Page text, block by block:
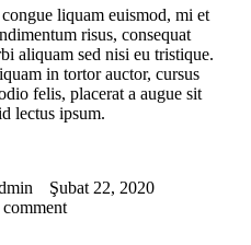
liquam euismod, mi et
risus, consequat
aliquam sed nisi eu tristique.
in tortor auctor, cursus
felis, placerat a augue sit
lectus ipsum.
Şubat 22, 2020